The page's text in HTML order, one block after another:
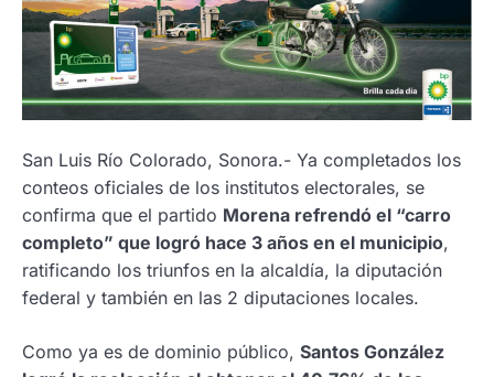
San Luis Río Colorado, Sonora.- Ya completados los
conteos oficiales de los institutos electorales, se
confirma que el partido Morena refrendó el “carro
completo” que logró hace 3 años en el municipio,
ratificando los triunfos en la alcaldía, la diputación
federal y también en las 2 diputaciones locales.
Como ya es de dominio público, Santos González